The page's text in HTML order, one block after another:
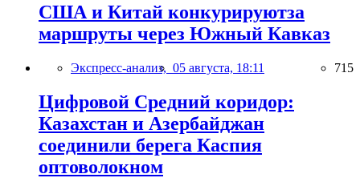
США и Китай конкурируютза
маршруты через Южный Кавказ
Экспресс-анализ, 05 августа, 18:11 715
Цифровой Средний коридор:
Казахстан и Азербайджан
соединили берега Каспия
оптоволокном